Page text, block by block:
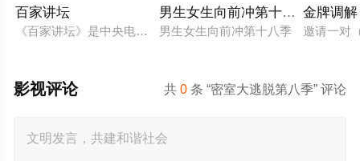
百家讲坛
《百家讲坛》是中央电视台科教频道（CCTV-10）2001年7月9
男生女生向前冲第十八季
男生女生向前冲第十八季
金牌调解
邀请一对
共0 条 “密室大逃脱第八季” 评论
影视评论